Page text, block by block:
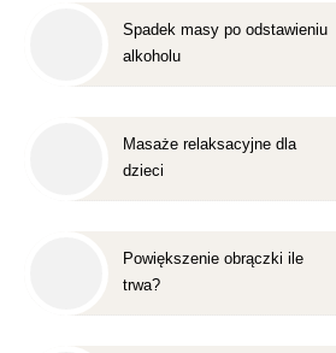
Spadek masy po odstawieniu
alkoholu
Masaże relaksacyjne dla
dzieci
Powiększenie obrączki ile
trwa?